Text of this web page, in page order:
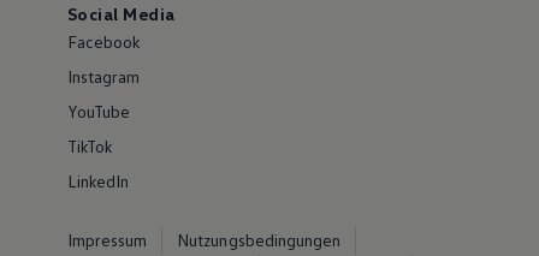
Social Media
Facebook
Instagram
YouTube
TikTok
LinkedIn
Impressum
Nutzungsbedingungen